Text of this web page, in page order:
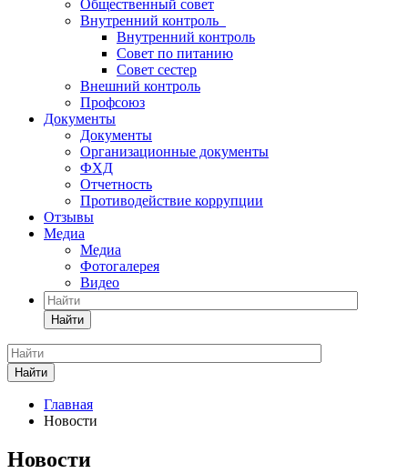
Общественный совет
Внутренний контроль
Внутренний контроль
Совет по питанию
Совет сестер
Внешний контроль
Профсоюз
Документы
Документы
Организационные документы
ФХД
Отчетность
Противодействие коррупции
Отзывы
Медиа
Медиа
Фотогалерея
Видео
Найти
Найти
Главная
Новости
Новости